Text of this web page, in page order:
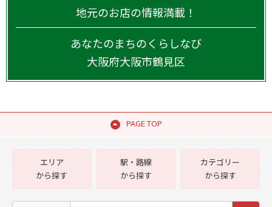
地元のお店の情報満載！
あなたのまちのくらしなび
大阪府大阪市鶴見区
PAGE TOP
エリア
から探す
駅・路線
から探す
カテゴリー
から探す